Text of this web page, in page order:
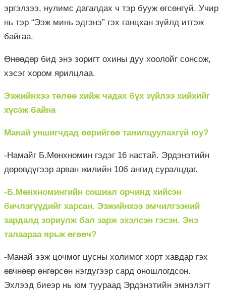
эргэлзээ, нулимс дагалдах ч тэр бууж өгсөнгүй. Учир
нь тэр “Ээж минь эдгэнэ” гэх ганцхан зүйлд итгэж
байгаа.
Өнөөдөр бид энэ зоригт охины дуу хоолойг сонсож,
хэсэг хором ярилцлаа.
Ээжийнхээ төлөө хийж чадах бүх зүйлээ хийхийг
хүсэж байна
Манай уншигчдад өөрийгөө танилцуулахгүй юу?
-Намайг Б.Мөнхномин гэдэг 16 настай. Эрдэнэтийн
дөрөвдүгээр арван жилийн 10б ангид суралцдаг.
-Б.Мөнхномингийн сошиал орчинд хийсэн
бичлэгүүдийг харсан. Ээжийнхээ эмчилгээний
зардалд зориулж бал зарж эхэлсэн гэсэн. Энэ
талаараа ярьж өгөөч?
-Манай ээж цочмог цусны холимог хорт хавдар гэх
өвчнөөр өнгөрсөн нэгдүгээр сард оношлогдсон.
Эхлээд биеэр нь юм туураад Эрдэнэтийн эмнэлэгт